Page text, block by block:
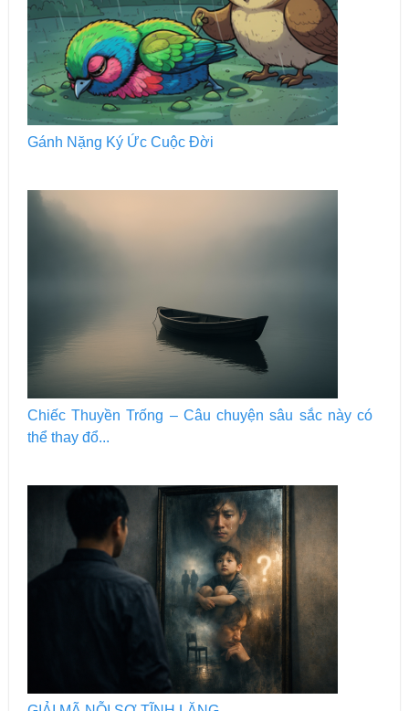
Gánh Nặng Ký Ức Cuộc Đời
Chiếc Thuyền Trống – Câu chuyện sâu sắc này có
thể thay đổ...